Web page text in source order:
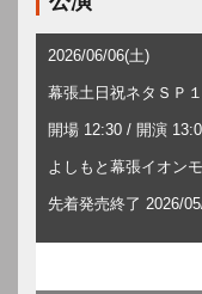
2026/06/06(土)
幕張土日祝ネタＳＰ
開場 12:30 / 開演
よしもと幕張イオン
先着発売終了 2026/